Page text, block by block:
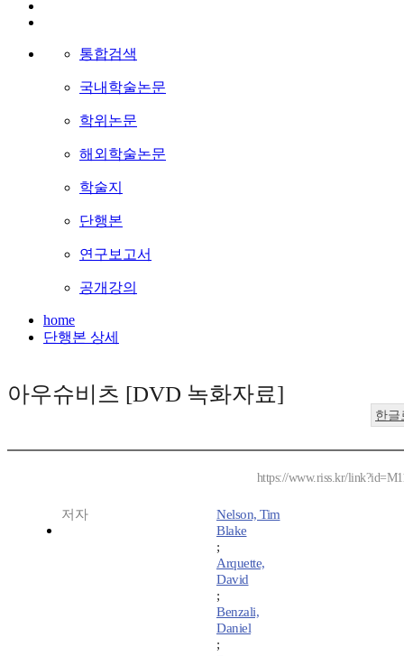
통합검색
국내학술논문
학위논문
해외학술논문
학술지
단행본
연구보고서
공개강의
home
단행본 상세
아우슈비츠 [DVD 녹화자료]
한글
https://www.riss.kr/
저자
Nelson, Tim
Blake
;
Arquette,
David
;
Benzali,
Daniel
;